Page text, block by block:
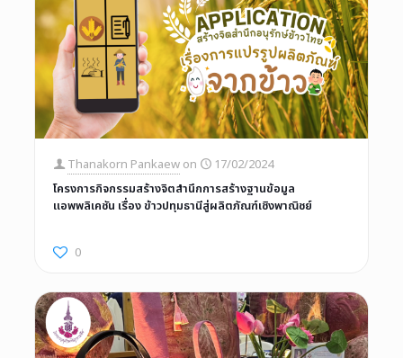
Thanakorn Pankaew on
17/02/2024
โครงการกิจกรรมสร้างจิตสำนึกการสร้างฐานข้อมูล
แอพพลิเคชัน เรื่อง ข้าวปทุมธานีสู่ผลิตภัณฑ์เชิงพาณิชย์
0